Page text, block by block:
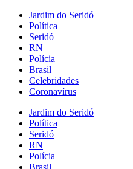
Jardim do Seridó
Política
Seridó
RN
Polícia
Brasil
Celebridades
Coronavírus
Jardim do Seridó
Política
Seridó
RN
Polícia
Brasil